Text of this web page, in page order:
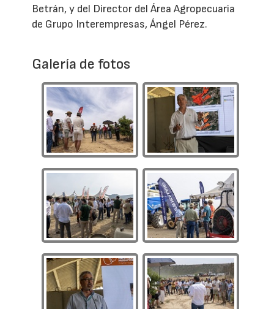
Betrán, y del Director del Área Agropecuaria
de Grupo Interempresas, Ángel Pérez.
Galería de fotos